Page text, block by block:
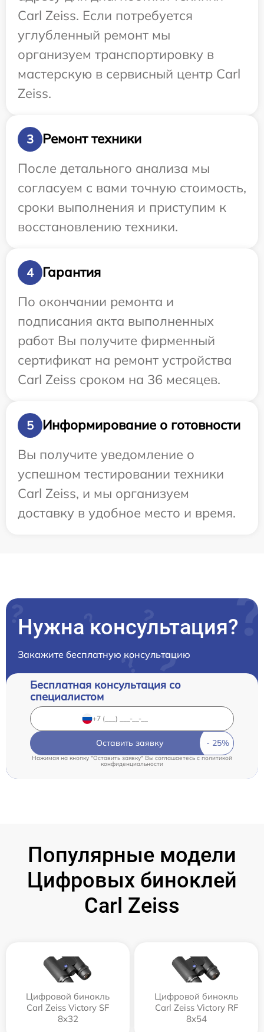
Carl Zeiss. Если потребуется
углубленный ремонт мы
организуем транспортировку в
мастерскую в сервисный центр Carl
Zeiss.
3
Ремонт техники
После детального анализа мы
согласуем с вами точную стоимость,
сроки выполнения и приступим к
восстановлению техники.
4
Гарантия
По окончании ремонта и
подписания акта выполненных
работ Вы получите фирменный
сертификат на ремонт устройства
Carl Zeiss сроком на 36 месяцев.
5
Информирование о готовности
Вы получите уведомление о
успешном тестировании техники
Carl Zeiss, и мы организуем
доставку в удобное место и время.
Нужна консультация?
Закажите бесплатную консультацию
Бесплатная консультация со
специалистом
Оставить заявку
Нажимая на кнопку "Оставить заявку" Вы соглашаетесь cполитикой
конфиденциальности
Популярные модели
Цифровых биноклей
Carl Zeiss
Цифровой бинокль
Carl Zeiss Victory SF
8x32
Цифровой бинокль
Carl Zeiss Victory RF
8x54